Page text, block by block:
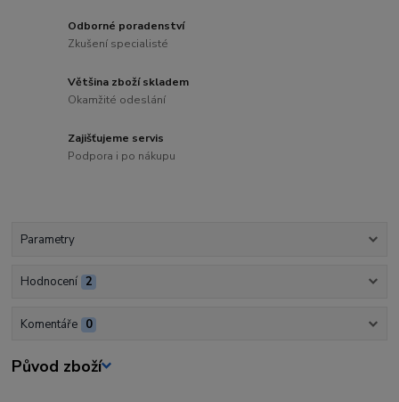
Odborné poradenství
Zkušení specialisté
Většina zboží skladem
Okamžité odeslání
Zajišťujeme servis
Podpora i po nákupu
Parametry
Hodnocení 2
Komentáře 0
Původ zboží